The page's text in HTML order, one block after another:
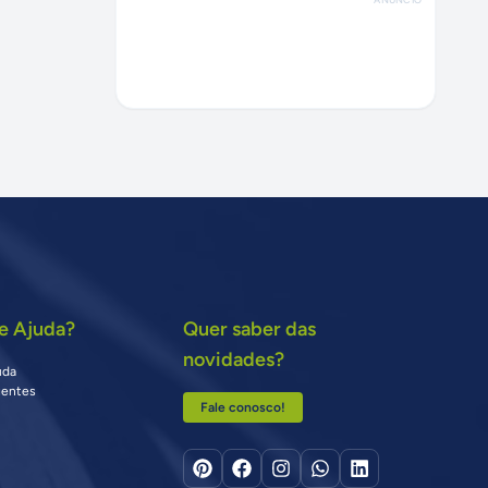
Ajuda?
Quer saber das
novidades?
Fale conosco!